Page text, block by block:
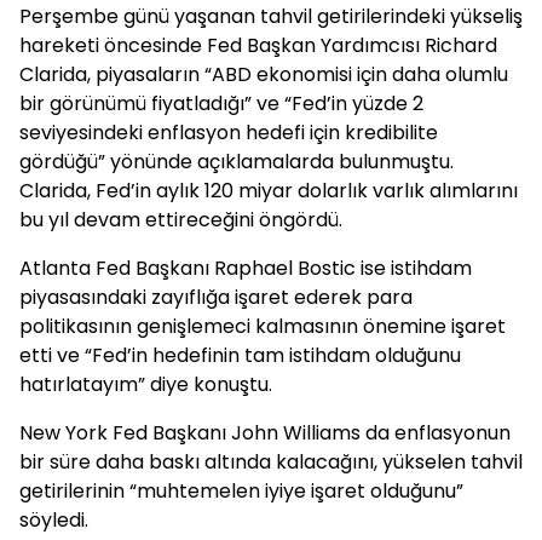
Perşembe günü yaşanan tahvil getirilerindeki yükseliş
hareketi öncesinde Fed Başkan Yardımcısı Richard
Clarida, piyasaların “ABD ekonomisi için daha olumlu
bir görünümü fiyatladığı” ve “Fed’in yüzde 2
seviyesindeki enflasyon hedefi için kredibilite
gördüğü” yönünde açıklamalarda bulunmuştu.
Clarida, Fed’in aylık 120 miyar dolarlık varlık alımlarını
bu yıl devam ettireceğini öngördü.
Atlanta Fed Başkanı Raphael Bostic ise istihdam
piyasasındaki zayıflığa işaret ederek para
politikasının genişlemeci kalmasının önemine işaret
etti ve “Fed’in hedefinin tam istihdam olduğunu
hatırlatayım” diye konuştu.
New York Fed Başkanı John Williams da enflasyonun
bir süre daha baskı altında kalacağını, yükselen tahvil
getirilerinin “muhtemelen iyiye işaret olduğunu”
söyledi.